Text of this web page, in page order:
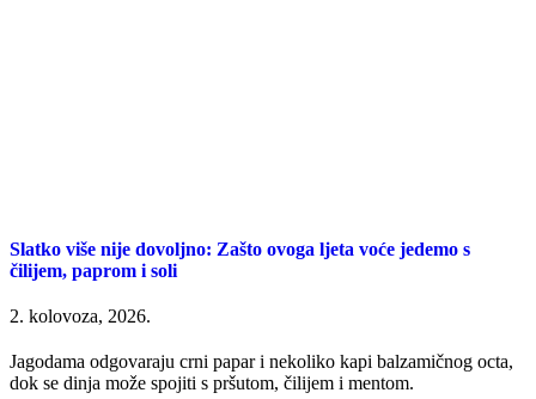
Slatko više nije dovoljno: Zašto ovoga ljeta voće jedemo s
čilijem, paprom i soli
2. kolovoza, 2026.
Jagodama odgovaraju crni papar i nekoliko kapi balzamičnog octa,
dok se dinja može spojiti s pršutom, čilijem i mentom.